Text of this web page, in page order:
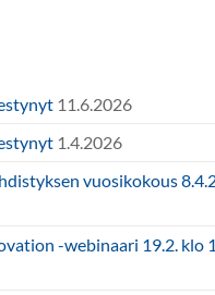
11.6.2026
1.4.2026
vuosikokous
-webinaari 19.2. klo